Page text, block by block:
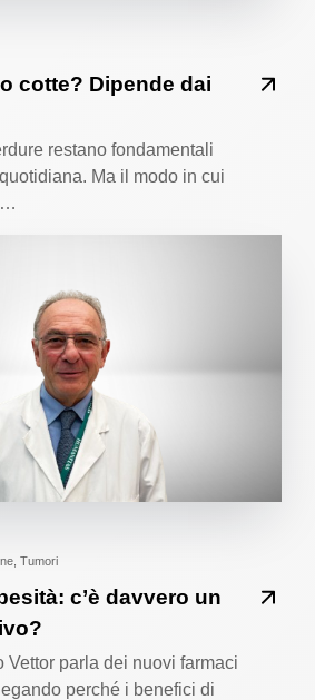
cotte? Dipende dai
restano fondamentali
Ma il modo in cui
Tumori
c’è davvero un
Vettor parla dei nuovi farmaci
perché i benefici di